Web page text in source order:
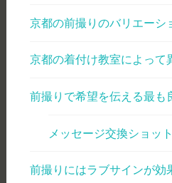
京都の前撮りのバリエーシ
京都の着付け教室によって
前撮りで希望を伝える最も
メッセージ交換ショッ
前撮りにはラブサインが効